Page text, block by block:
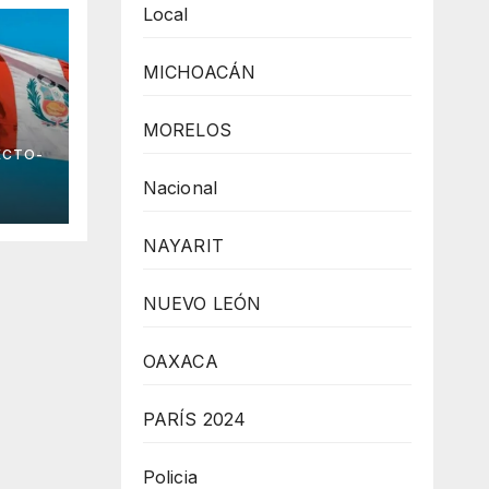
Local
MICHOACÁN
MORELOS
Nacional
NAYARIT
NUEVO LEÓN
OAXACA
PARÍS 2024
Policia